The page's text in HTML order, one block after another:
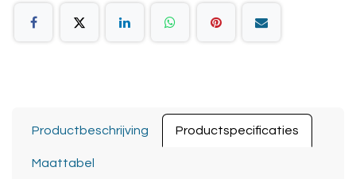
Productbeschrijving Productspecificaties
Maattabel